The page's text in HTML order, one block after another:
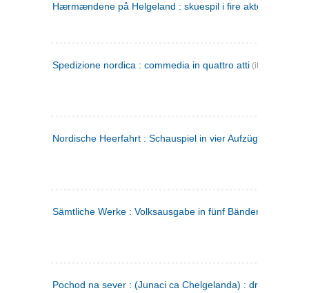
Hærmændene på Helgeland : skuespil i fire akter
Spedizione nordica : commedia in quattro atti (italiensk)
Nordische Heerfahrt : Schauspiel in vier Aufzügen
Sämtliche Werke : Volksausgabe in fünf Bänden
Pochod na sever : (Junaci ca Chelgelanda) : drama u četiri